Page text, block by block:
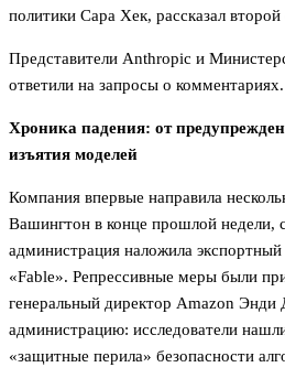
политики Сара Хек, рассказал
Представители Anthropic и
ответили на запросы о комментариях.
Хроника падения: от
изъятия моделей
Компания впервые направила
Вашингтон в конце прошлой недели,
администрация наложила
«Fable». Репрессивные меры были
генеральный директор Amazon Энди
администрацию: исследователи
«защитные перила» безопасности